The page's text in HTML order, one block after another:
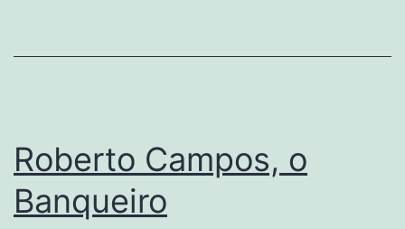
da
Roberto Campos, o
Banqueiro